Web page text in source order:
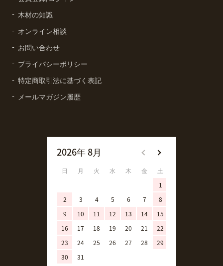
木材の知識
オンライン相談
お問い合わせ
プライバシーポリシー
特定商取引法に基づく表記
メールマガジン履歴
2026年 8月
日 月 火 水 木 金
土
1
2
3 4 5 6 7
8
9
10 11 12 13 14
15
16
17 18 19 20 21
22
23
24 25 26 27 28
29
30
31